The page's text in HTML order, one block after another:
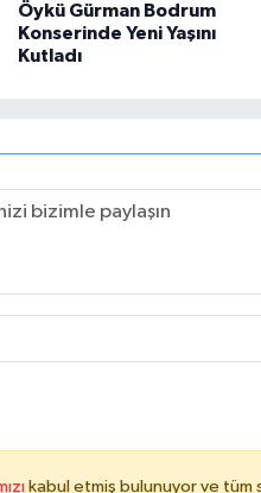
Öykü Gürman Bodrum
Konserinde Yeni Yaşını
Kutladı
kabul etmiş bulunuyor ve tüm